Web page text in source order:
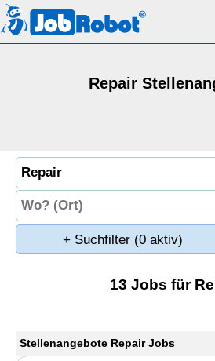
Repair
+ Suchfilter (0 aktiv)
13 Jobs für
Stellenangebote Repair Jobs